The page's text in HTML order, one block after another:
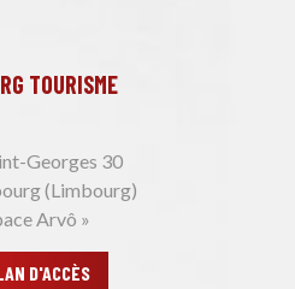
TOURISME
Georges 30
(Limbourg)
Arvô »
D'ACCÈS